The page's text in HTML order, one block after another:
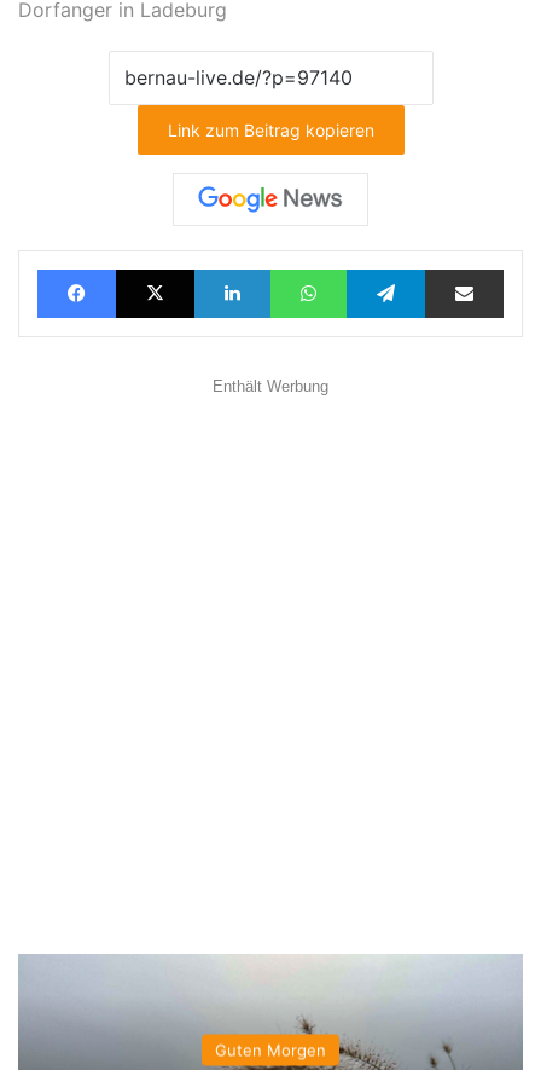
Dorfanger in Ladeburg
Link zum Beitrag kopieren
FacebookX LinkedInWhatsAppTelegramTeilen via E-Mail
Enthält Werbung
Guten Morgen